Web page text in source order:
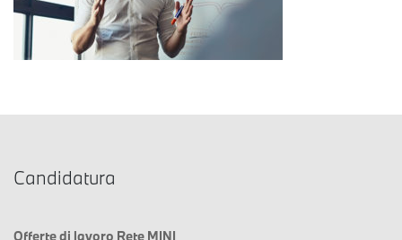
Candidatura
Offerte di lavoro Rete MINI